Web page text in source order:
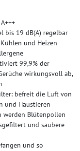
bis 19 dB(A) regelbar
und Heizen
99,9% der
wirkungsvoll ab,
befreit die Luft von
und Haustieren
werden Blütenpollen
und saubere
und so